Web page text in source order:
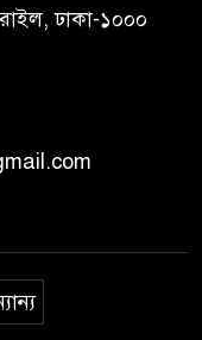
ঢাকা-১০০০